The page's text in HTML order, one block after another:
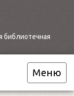
библиотечная
Меню